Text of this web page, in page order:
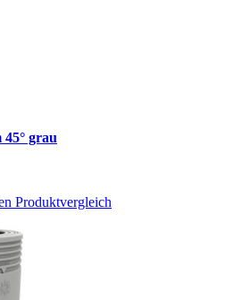
grau
Produktvergleich